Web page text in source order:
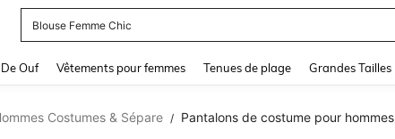
Blouse Femme Chic
Ouf Vêtements pour femmes Tenues de plage Grandes Tailles
Costumes & Sépare / Pantalons de costume pour hommes